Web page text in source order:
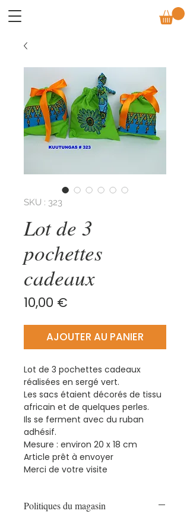
SKU : 323
Lot de 3
pochettes
cadeaux
10,00 €
AJOUTER AU PANIER
Lot de 3 pochettes cadeaux
réalisées en sergé vert.
Les sacs étaient décorés de tissu
africain et de quelques perles.
Ils se ferment avec du ruban
adhésif.
Mesure : environ 20 x 18 cm
Article prêt à envoyer
Merci de votre visite
Politiques du magasin